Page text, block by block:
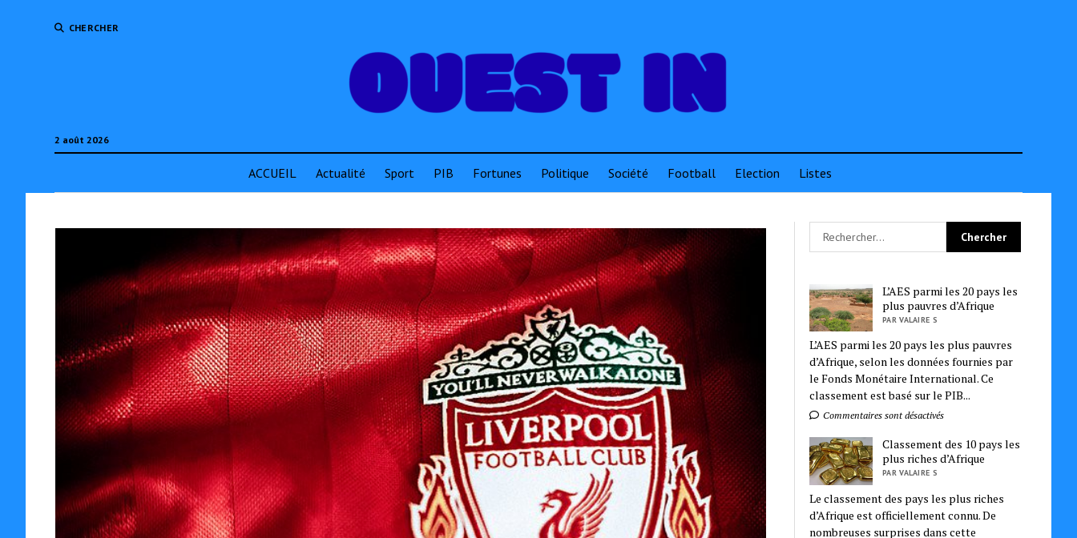
CHERCHER
2 août 2026
ACCUEIL Actualité Sport PIB Fortunes Politique Société Football Election Listes
L’AES parmi les 20 pays les
plus pauvres d’Afrique
PAR VALAIRE S
L’AES parmi les 20 pays les plus pauvres
d’Afrique, selon les données fournies par
le Fonds Monétaire International. Ce
classement est basé sur le PIB...
Commentaires sont désactivés
Classement des 10 pays les
plus riches d’Afrique
PAR VALAIRE S
Le classement des pays les plus riches
d’Afrique est officiellement connu. De
nombreuses surprises dans cette